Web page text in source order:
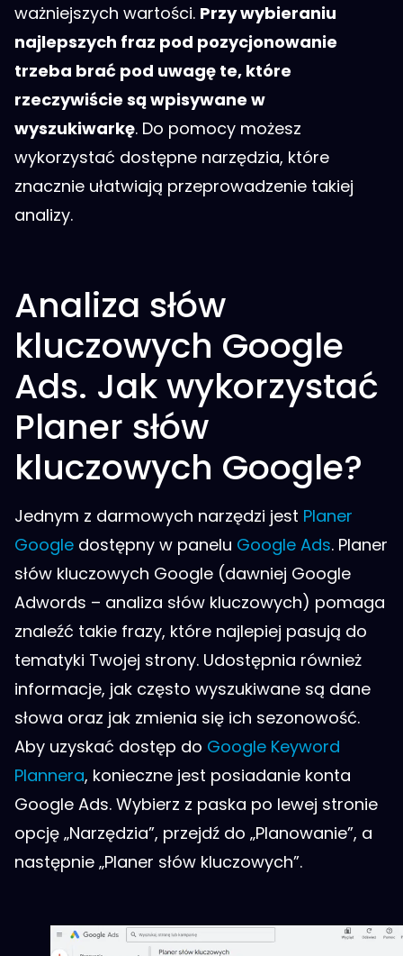
ważniejszych wartości. Przy wybieraniu
najlepszych fraz pod pozycjonowanie
trzeba brać pod uwagę te, które
rzeczywiście są wpisywane w
wyszukiwarkę. Do pomocy możesz
wykorzystać dostępne narzędzia, które
znacznie ułatwiają przeprowadzenie takiej
analizy.
Analiza słów
kluczowych Google
Ads. Jak wykorzystać
Planer słów
kluczowych Google?
Jednym z darmowych narzędzi jest Planer
Google dostępny w panelu Google Ads. Planer
słów kluczowych Google (dawniej Google
Adwords – analiza słów kluczowych) pomaga
znaleźć takie frazy, które najlepiej pasują do
tematyki Twojej strony. Udostępnia również
informacje, jak często wyszukiwane są dane
słowa oraz jak zmienia się ich sezonowość.
Aby uzyskać dostęp do Google Keyword
Plannera, konieczne jest posiadanie konta
Google Ads. Wybierz z paska po lewej stronie
opcję „Narzędzia”, przejdź do „Planowanie”, a
następnie „Planer słów kluczowych”.